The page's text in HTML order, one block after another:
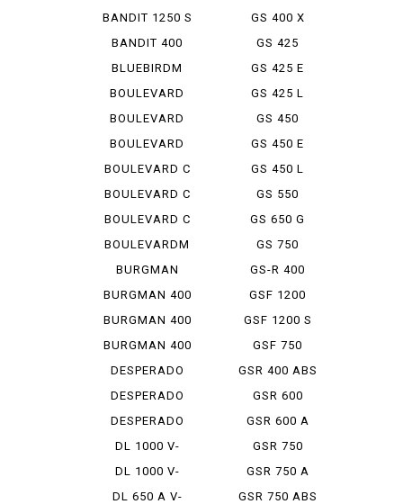
BANDIT 1250 S
ABS
BANDIT 400
BLUEBIRDM
109 R
BOULEVARD
1500
BOULEVARD
400
BOULEVARD
800
BOULEVARD C
109 R
BOULEVARD C
90
BOULEVARD C
90 T
BOULEVARDM
109 R
BURGMAN
STREET 12...
BURGMAN 400
BURGMAN 400
A
BURGMAN 400
ABS
DESPERADO
400
DESPERADO
800
DESPERADO
800 X
DL 1000 V-
STROM
DL 1000 V-
STROM ABS
DL 650 A V-
GS 400 X
GS 425
GS 425 E
GS 425 L
GS 450
GS 450 E
GS 450 L
GS 550
GS 650 G
GS 750
GS-R 400
GSF 1200
GSF 1200 S
GSF 750
GSR 400 ABS
GSR 600
GSR 600 A
GSR 750
GSR 750 A
GSR 750 ABS